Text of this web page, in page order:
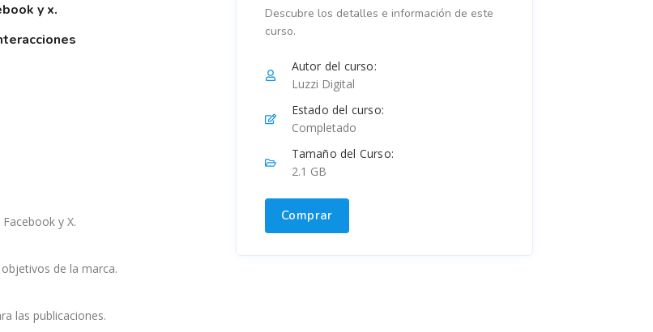
y x.
y X.
de la marca.
las publicaciones.
Descubre los detalles e información de este
curso.
Autor del curso:
Luzzi Digital
Estado del curso:
Completado
Tamaño del Curso:
2.1 GB
Comprar